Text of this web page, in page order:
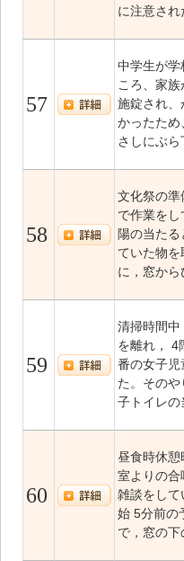
に注意され
57
中学生が学
ころ、家
施錠され、
かったため
さしにぶら
58
文化祭の準
で作業を
陽の当た
ていた物
に，窓から
59
清掃時間中
を離れ， 4
番の女子児
た。そのや
子トイレの
60
昼食時休憩
室よりの合
雑談をして
始 5分前の
で，窓の下